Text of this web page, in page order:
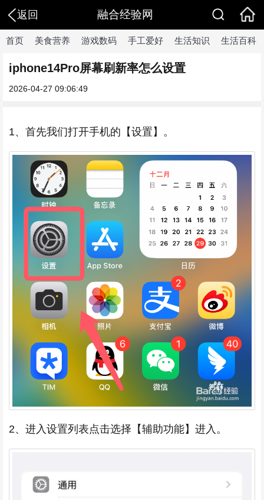
返回 融合经验网
首页 美食营养 游戏数码 手工爱好 生活知识 生活百科
iphone14Pro屏幕刷新率怎么设置
2026-04-27 09:06:49
1、首先我们打开手机的【设置】。
2、进入设置列表点击选择【辅助功能】进入。